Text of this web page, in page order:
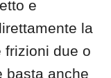
e
la
frizioni due o
basta anche